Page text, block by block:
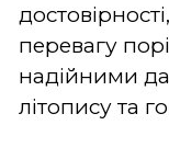
перевагу
надійними
літопису та